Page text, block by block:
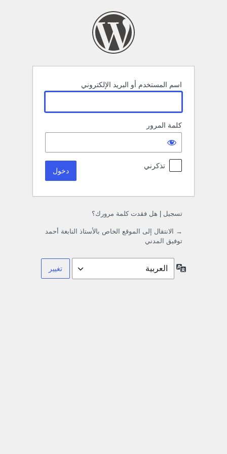
اسم المستخدم أو البريد الإلكتروني
كلمة المرور
تذكرني
تسجيل هل فقدت كلمة مرورك؟
→ الانتقال إلى الموقع الخاص بالأستاذ النابغة أحمد
توفيق المدني
اللغة